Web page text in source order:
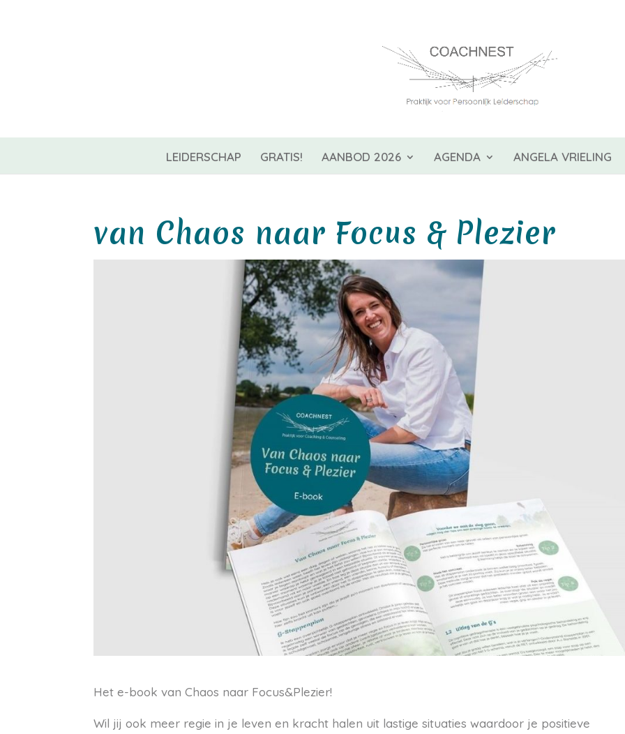
LEIDERSCHAP GRATIS! AANBOD 2026 AGENDA ANGELA VRIELING
van Chaos naar Focus & Plezier
Het e-book van Chaos naar Focus&Plezier!
Wil jij ook meer regie in je leven en kracht halen uit lastige situaties waardoor je positieve